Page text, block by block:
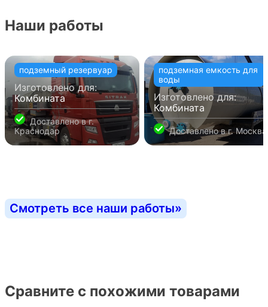
Наши работы
подземный резервуар
Изготовлено для:
Комбината
Доставлено вг.
Краснодар
подземная емкость для
воды
Изготовлено для:
Комбината
Доставлено вг. Москва
Смотреть все наши работы»
Сравните с похожими товарами